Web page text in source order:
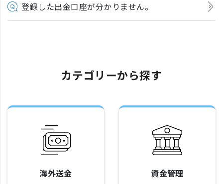
登録した出金口座が分かりません。
カテゴリーから探す
海外送金 資金管理